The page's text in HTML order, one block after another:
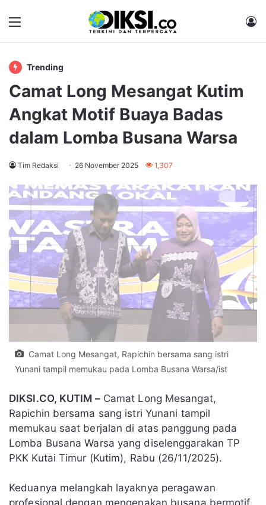
Menu
Trending
Camat Long Mesangat Kutim
Angkat Motif Buaya Badas
dalam Lomba Busana Warsa
Tim Redaksi 26 November 2025 1,307
Camat Long Mesangat, Rapichin bersama sang istri
Yunani tampil memukau pada Lomba Busana Warsa/ist
DIKSI.CO, KUTIM –Camat Long Mesangat,
Rapichin bersama sang istri Yunani tampil
memukau saat berjalan di atas panggung pada
Lomba Busana Warsa yang diselenggarakan TP
PKK Kutai Timur (Kutim), Rabu (26/11/2025).
Keduanya melangkah layaknya peragawan
profesional dengan mengenakan busana bermotif